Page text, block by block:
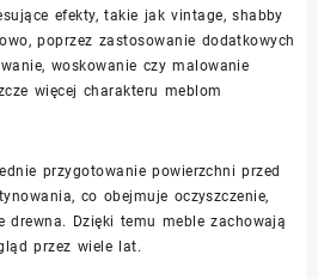
efekty, takie jak vintage, shabby
poprzez zastosowanie dodatkowych
woskowanie czy malowanie
więcej charakteru meblom
przygotowanie powierzchni przed
co obejmuje oczyszczenie,
drewna. Dzięki temu meble zachowają
przez wiele lat.